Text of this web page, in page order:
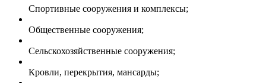
Спортивные сооружения и комплексы;
Общественные сооружения;
Сельскохозяйственные сооружения;
Кровли, перекрытия, мансарды;